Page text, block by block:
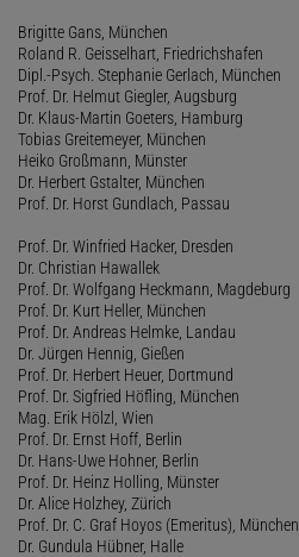
Brigitte Gans, München
Roland R. Geisselhart, Friedrichshafen
Dipl.-Psych. Stephanie Gerlach, München
Prof. Dr. Helmut Giegler, Augsburg
Dr. Klaus-Martin Goeters, Hamburg
Tobias Greitemeyer, München
Heiko Großmann, Münster
Dr. Herbert Gstalter, München
Prof. Dr. Horst Gundlach, Passau
Prof. Dr. Winfried Hacker, Dresden
Dr. Christian Hawallek
Prof. Dr. Wolfgang Heckmann, Magdeburg
Prof. Dr. Kurt Heller, München
Prof. Dr. Andreas Helmke, Landau
Dr. Jürgen Hennig, Gießen
Prof. Dr. Herbert Heuer, Dortmund
Prof. Dr. Sigfried Höfling, München
Mag. Erik Hölzl, Wien
Prof. Dr. Ernst Hoff, Berlin
Dr. Hans-Uwe Hohner, Berlin
Prof. Dr. Heinz Holling, Münster
Dr. Alice Holzhey, Zürich
Prof. Dr. C. Graf Hoyos (Emeritus), München
Dr. Gundula Hübner, Halle